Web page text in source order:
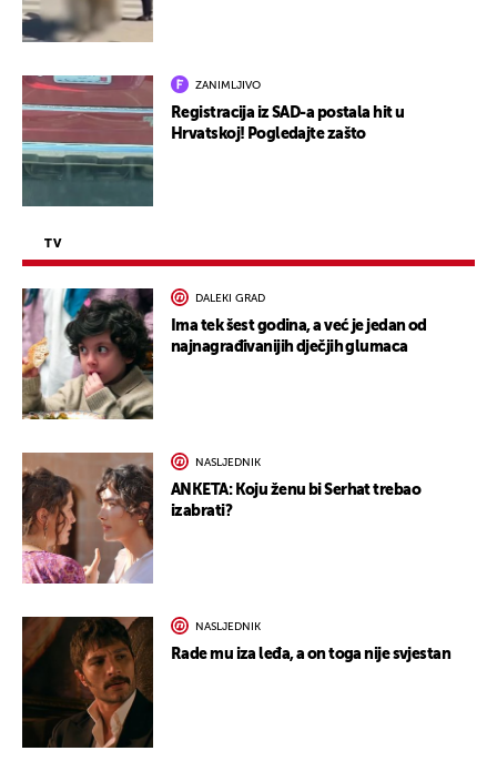
ZANIMLJIVO
Registracija iz SAD-a postala hit u
Hrvatskoj! Pogledajte zašto
TV
DALEKI GRAD
Ima tek šest godina, a već je jedan od
najnagrađivanijih dječjih glumaca
NASLJEDNIK
ANKETA: Koju ženu bi Serhat trebao
izabrati?
NASLJEDNIK
Rade mu iza leđa, a on toga nije svjestan